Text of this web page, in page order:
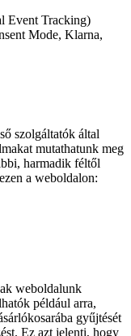
Event Tracking)
Mode, Klarna,
szolgáltatók által
mutathatunk meg
harmadik féltől
a weboldalon:
weboldalunk
például arra,
gyűjtését
Ez azt jelenti, hogy